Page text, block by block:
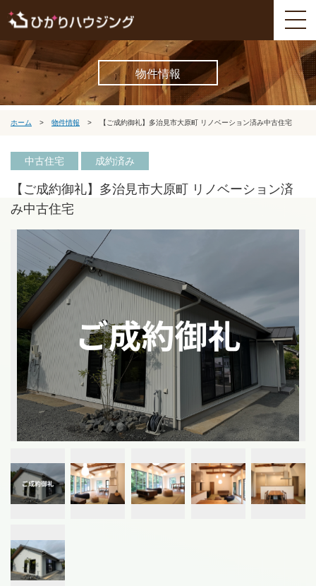
物件情報
ホーム > 物件情報 > 【ご成約御礼】多治見市大原町 リノベーション済み中古住宅
中古住宅 成約済み
【ご成約御礼】多治見市大原町 リノベーション済
み中古住宅